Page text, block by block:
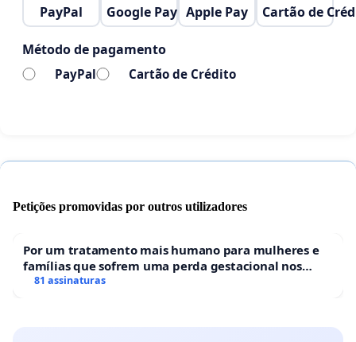
Ponta grossa,24/06/2025
PayPal Google Pay Apple Pay Cartão de
Método de pagamento
PayPal Cartão de Crédito
Petições promovidas por outros utilizadores
Por um tratamento mais humano para mulheres e
famílias que sofrem uma perda gestacional nos
hospitais portugueses
81 assinaturas